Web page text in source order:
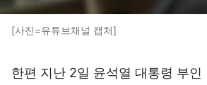
[사진=유튜브채널 캡처]
한편 지난 2일 윤석열 대통령 부인